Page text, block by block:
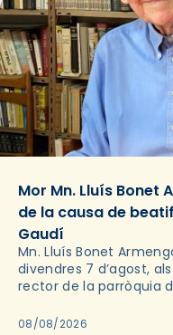
Mor Mn. Lluís Bonet
de la causa de
Gaudí
Mn. Lluís Bonet
divendres 7 d’agost,
rector de la parròquia
2018,…
08/08/2026